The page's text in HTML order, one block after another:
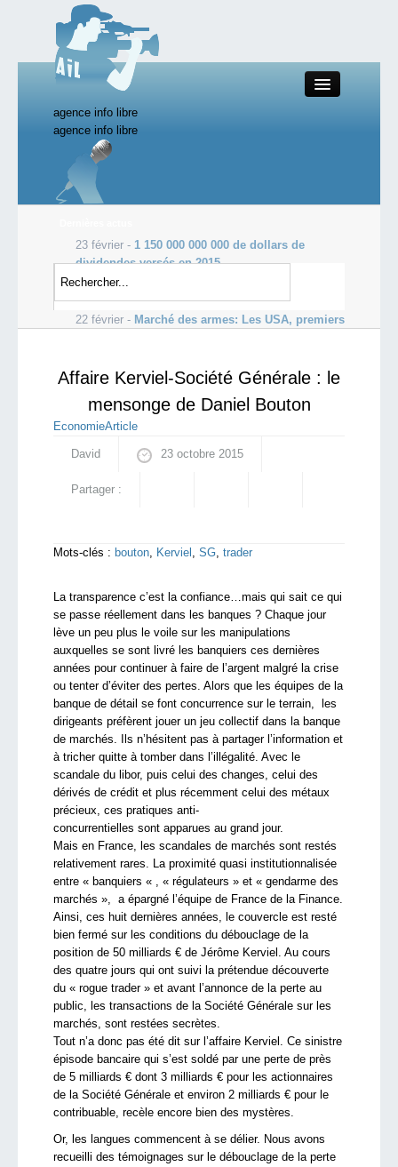
agence info libre
Close
Productions AIL
Starting Doc
agence info libre
23 février - 1 150 000 000 000 de dollars de
dividendes versés en 2015
23 février -
cadre du ministère de la Santé
22 février - Marché des armes: Les USA, premiers
Affaire Kerviel-Société Générale : le
mensonge de Daniel Bouton
EconomieArticle
David 23 octobre 2015
Partager :
Mots-clés : bouton, Kerviel , SG, trader
La transparence c’est la confiance…mais qui sait ce qui
se passe réellement dans les banques ? Chaque jour
lève un peu plus le voile sur les manipulations
auxquelles se sont livré les banquiers ces dernières
années pour continuer à faire de l’argent malgré la crise
ou tenter d’éviter des pertes. Alors que les équipes de la
banque de détail se font concurrence sur le terrain, les
dirigeants préfèrent jouer un jeu collectif dans la banque
de marchés. Ils n’hésitent pas à partager l’information et
à tricher quitte à tomber dans l’illégalité. Avec le
scandale du libor, puis celui des changes, celui des
dérivés de crédit et plus récemment celui des métaux
précieux, ces pratiques anti-
concurrentielles sont apparues au grand jour.
Mais en France, les scandales de marchés sont restés
relativement rares. La proximité quasi institutionnalisée
entre « banquiers « , « régulateurs » et « gendarme des
marchés », a épargné l’équipe de France de la Finance.
Ainsi, ces huit dernières années, le couvercle est resté
bien fermé sur les conditions du débouclage de la
position de 50 milliards € de Jérôme Kerviel. Au cours
des quatre jours qui ont suivi la prétendue découverte
du « rogue trader » et avant l’annonce de la perte au
public, les transactions de la Société Générale sur les
marchés, sont restées secrètes.
Tout n’a donc pas été dit sur l’affaire Kerviel. Ce sinistre
épisode bancaire qui s’est soldé par une perte de près
de 5 milliards € dont 3 milliards € pour les actionnaires
de la Société Générale et environ 2 milliards € pour le
contribuable, recèle encore bien des mystères.
Or, les langues commencent à se délier. Nous avons
recueilli des témoignages sur le débouclage de la perte